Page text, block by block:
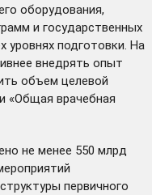
оборудования,
и государственных
уровнях подготовки. На
внедрять опыт
объем целевой
«Общая врачебная
не менее 550 млрд
первичного